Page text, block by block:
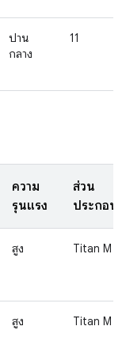
ปาน
กลาง
11
ความ
รุนแรง
ส่วน
ประกอบ
สูง Titan M
สูง Titan M